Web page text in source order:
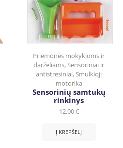
Priemonės mokykloms ir
darželiams, Sensoriniai ir
antistresiniai, Smulkioji
motorika
Sensorinių samtukų
rinkinys
12,00€
Į KREPŠELĮ